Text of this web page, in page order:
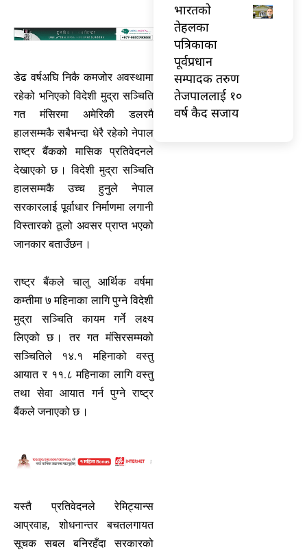
डेढ वर्षअघि निकै कमजोर अवस्थामा
रहेको भनिएको विदेशी मुद्रा सञ्चिति
गत मंसिरमा अमेरिकी डलरमै
हालसम्मकै सबैभन्दा धेरै रहेको नेपाल
राष्ट्र बैंकको मासिक प्रतिवेदनले
देखाएको छ । विदेशी मुद्रा सञ्चिति
हालसम्मकै उच्च हुनुले नेपाल
सरकारलाई पूर्वाधार निर्माणमा लगानी
विस्तारको ठूलो अवसर प्राप्त भएको
जानकार बताउँछन ।
राष्ट्र बैंकले चालु आर्थिक वर्षमा
कम्तीमा ७ महिनाका लागि पुग्ने विदेशी
मुद्रा सञ्चिति कायम गर्ने लक्ष्य
लिएको छ । तर गत मंसिरसम्मको
सञ्चितिले १४.१ महिनाको वस्तु
आयात र ११.८ महिनाका लागि वस्तु
तथा सेवा आयात गर्न पुग्ने राष्ट्र
बैंकले जनाएको छ ।
यस्तै प्रतिवेदनले रेमिट्यान्स
आप्रवाह, शोधनान्तर बचतलगायत
सूचक सबल बनिरहँदा सरकारको
भारतकाे
तेहलका
पत्रिकाका
पूर्वप्रधान
सम्पादक तरुण
तेजपाललाई १०
वर्ष कैद सजाय